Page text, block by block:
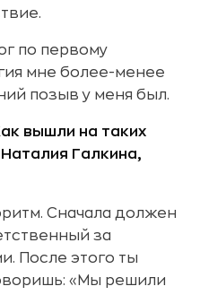
по первому
мне более-менее
позыв у меня был.
вышли на таких
Галкина,
Сначала должен
за
После этого ты
«Мы решили